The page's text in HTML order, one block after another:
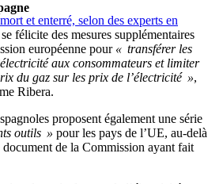
et enterré, selon des experts en
félicite des mesures supplémentaires
européenne pour « transférer les
aux consommateurs et limiter
du gaz sur les prix de l’électricité »,
Ribera.
proposent également une série
outils » pour les pays de l’UE, au-delà
de la Commission ayant fait